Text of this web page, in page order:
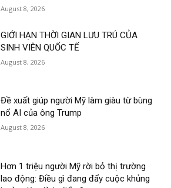
August 8, 2026
GIỚI HẠN THỜI GIAN LƯU TRÚ CỦA
SINH VIÊN QUỐC TẾ
August 8, 2026
Đề xuất giúp người Mỹ làm giàu từ bùng
nổ AI của ông Trump
August 8, 2026
Hơn 1 triệu người Mỹ rời bỏ thị trường
lao động: Điều gì đang đẩy cuộc khủng